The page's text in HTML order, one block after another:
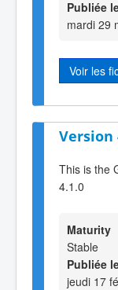
Publiée
mardi 29
Voir les
Version
This is the
4.1.0
Maturity
Stable
Publiée
jeudi 17